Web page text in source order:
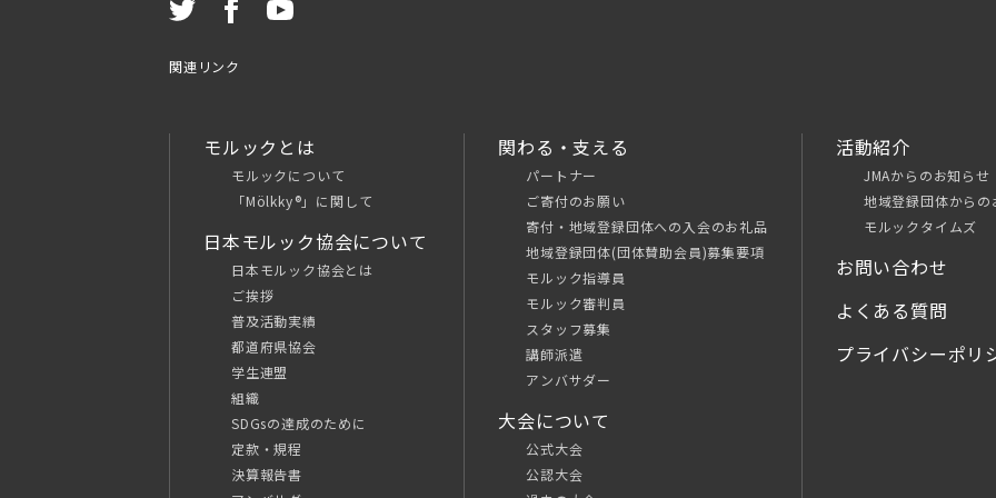
関連リンク
モルックとは
モルックについて
「Mölkky®」に関して
日本モルック協会について
日本モルック協会とは
ご挨拶
普及活動実績
都道府県協会
学生連盟
組織
SDGsの達成のために
定款・規程
決算報告書
関わる・支える
パートナー
ご寄付のお願い
寄付・地域登録団体への入会のお礼品
地域登録団体(団体賛助会員)募集要項
モルック指導員
モルック審判員
スタッフ募集
講師派遣
アンバサダー
大会について
公式大会
公認大会
活動紹介
JMAからのお知らせ
地域登録団体からの
モルックタイムズ
お問い合わせ
よくある質問
プライバシーポリ